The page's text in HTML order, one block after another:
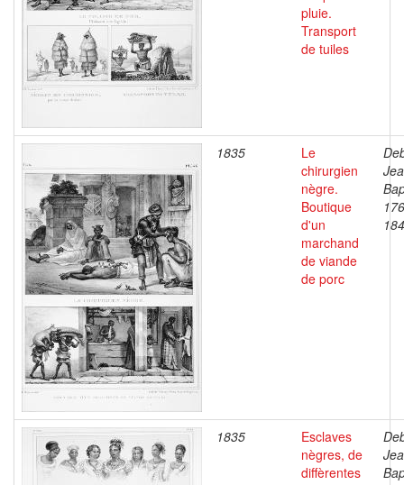
pluie.
Transport
de tuiles
1835
Le
chirurgien
nègre.
Boutique
d'un
marchand
de viande
de porc
1835
Esclaves
nègres, de
diffèrentes